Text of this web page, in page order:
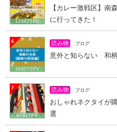
124671PV
【カレー激戦区】南
に行ってきた！
6
104072PV
読み物 ブログ
意外と知らない 和柄
7
87417PV
読み物 ブログ
おしゃれネクタイが
選